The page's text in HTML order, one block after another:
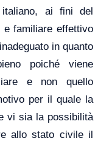
ai fini del
e familiare effettivo
in quanto
poiché viene
e non quello
per il quale la
vi sia la possibilità
allo stato civile il